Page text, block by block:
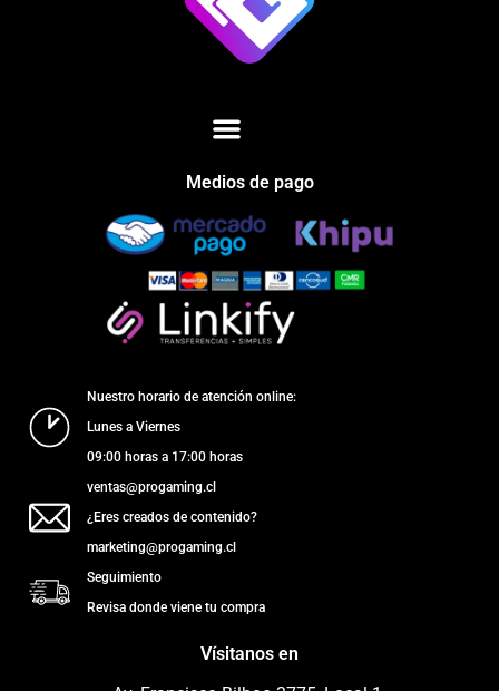
Medios de pago
Nuestro horario de atención online:
Lunes a Viernes
09:00 horas a 17:00 horas
ventas@progaming.cl
¿Eres creados de contenido?
marketing@progaming.cl
Seguimiento
Revisa donde viene tu compra
Vísitanos en